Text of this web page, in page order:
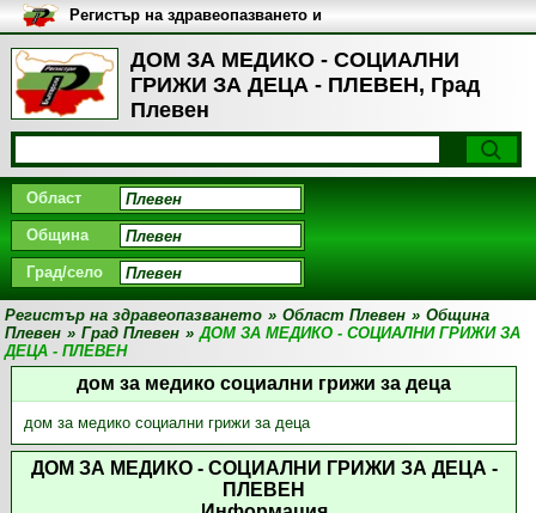
ДОМ ЗА МЕДИКО - СОЦИАЛНИ
ГРИЖИ ЗА ДЕЦА - ПЛЕВЕН, Град
Плевен
Регистър на здравеопазването и
медицинските заведения в
България
Област
Община
Град/село
Регистър на здравеопазването » Област Плевен » Община
Плевен » Град Плевен » ДОМ ЗА МЕДИКО - СОЦИАЛНИ ГРИЖИ ЗА
ДЕЦА - ПЛЕВЕН
дом за медико социални грижи за деца
дом за медико социални грижи за деца
ДОМ ЗА МЕДИКО - СОЦИАЛНИ ГРИЖИ ЗА ДЕЦА -
ПЛЕВЕН